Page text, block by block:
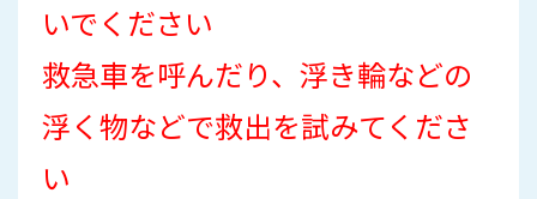
いでください
救急車を呼んだり、浮き輪などの
浮く物などで救出を試みてくださ
い